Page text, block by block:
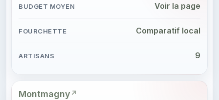
Voir la page
Comparatif local
9
Montmagny